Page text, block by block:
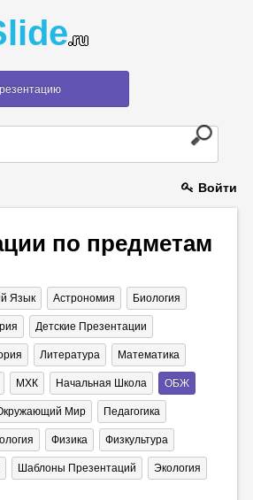
.ru
Войти
по предметам
Язык Астрономия Биология
Детские Презентации
Литература Математика
МХК Начальная Школа ОБЖ
Мир Педагогика
Физика Физкультура
Шаблоны Презентаций Экология